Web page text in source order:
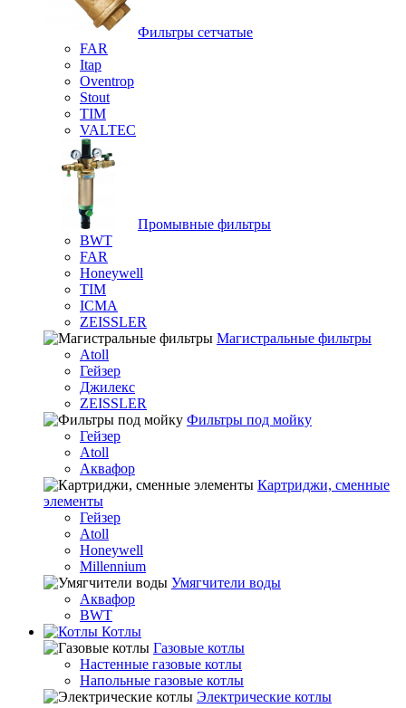
Фильтры сетчатые
FAR
Itap
Oventrop
Stout
TIM
VALTEC
Промывные фильтры
BWT
FAR
Honeywell
TIM
ICMA
ZEISSLER
Магистральные фильтры
Atoll
Гейзер
Джилекс
ZEISSLER
Фильтры под мойку
Гейзер
Atoll
Аквафор
Картриджи, сменные
элементы
Гейзер
Atoll
Honeywell
Millennium
Умягчители воды
Аквафор
BWT
Котлы
Гaзовые котлы
Настенные газовые котлы
Напольные газовые котлы
Электрические котлы